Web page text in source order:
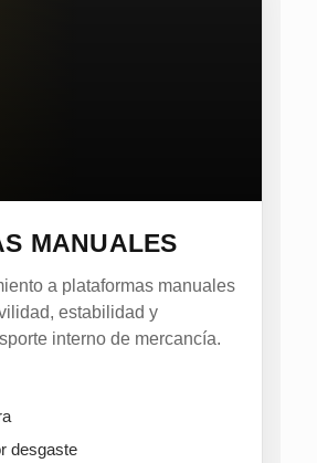
MANUALES
a plataformas manuales
estabilidad y
interno de mercancía.
desgaste